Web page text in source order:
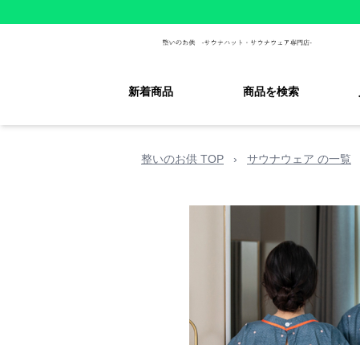
新着商品 商品を検索
整いのお供 TOP › サウナウェア の一覧